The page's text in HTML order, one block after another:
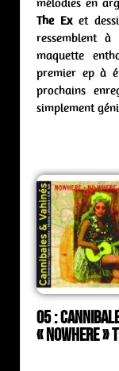
mélodies en
The Exet
ressemblent à
maquette
premier ep à
prochains
simplement
05 :
« Nowhere »